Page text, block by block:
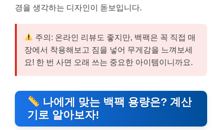
경을 생각하는 디자인이 돋보입니다.
주의: 온라인 리뷰도 좋지만, 백팩은 꼭 직접 매
장에서 착용해보고 짐을 넣어 무게감을 느껴보세
요! 한 번 사면 오래 쓰는 중요한 아이템이니까요.
나에게 맞는 백팩 용량은? 계산
기로 알아보자!